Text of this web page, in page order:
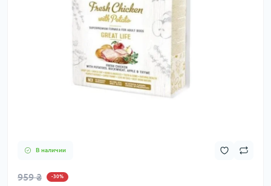
В наличии
959 ₴ -30%